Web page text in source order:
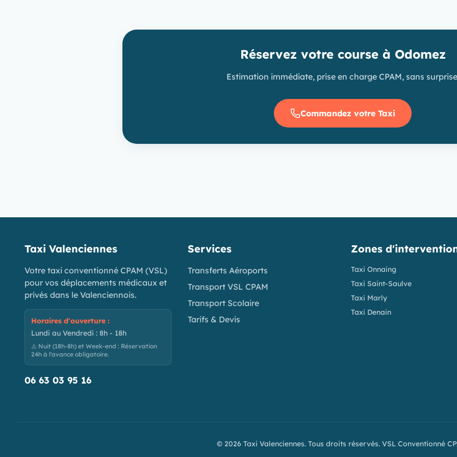
Réservez votre course à Odomez
Estimation immédiate, prise en charge CPAM, sans
Commandez votre Taxi
Taxi Valenciennes
Votre taxi conventionné CPAM (VSL)
pour vos déplacements médicaux et
privés dans le Valenciennois.
Horaires d'ouverture :
Lundi au Vendredi : 8h - 18h
⚠️ Nuit (18h-8h) et Week-end : Réservation
24h à l'avance obligatoire.
06 63 03 95 16
Services
Transferts Aéroports
Transport VSL CPAM
Transport Scolaire
Tarifs & Devis
Zones
Taxi Onnaing
Taxi Saint-Saulve
Taxi Marly
Taxi Denain
© 2026 Taxi Valenciennes. Tous droits réservés. VSL Conventionné